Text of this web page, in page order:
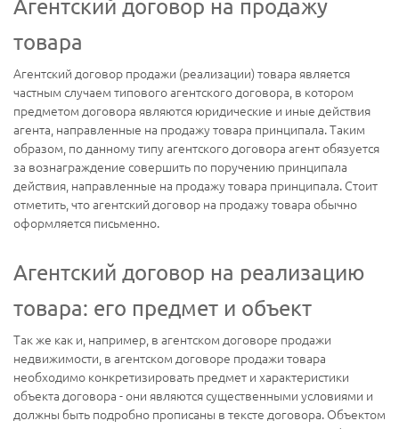
Агентский договор на продажу
товара
Агентский договор продажи (реализации) товара является
частным случаем типового агентского договора, в котором
предметом договора являются юридические и иные действия
агента, направленные на продажу товара принципала. Таким
образом, по данному типу агентского договора агент обязуется
за вознаграждение совершить по поручению принципала
действия, направленные на продажу товара принципала. Стоит
отметить, что агентский договор на продажу товара обычно
оформляется письменно.
Агентский договор на реализацию
товара: его предмет и объект
Так же как и, например, в агентском договоре продажи
недвижимости, в агентском договоре продажи товара
необходимо конкретизировать предмет и характеристики
объекта договора - они являются существенными условиями и
должны быть подробно прописаны в тексте договора. Объектом